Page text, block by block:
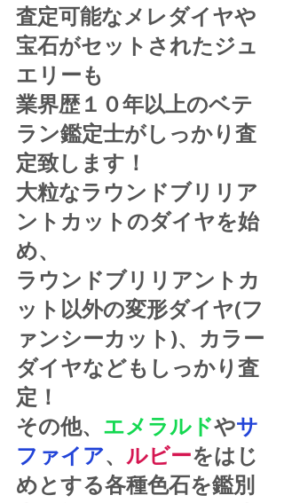
査定可能なメレダイヤや
宝石がセットされたジュ
エリーも
業界歴１０年以上のベテ
ラン鑑定士がしっかり査
定致します！
大粒なラウンドブリリア
ントカットのダイヤを始
め、
ラウンドブリリアントカ
ット以外の変形ダイヤ(フ
ァンシーカット)、カラー
ダイヤなどもしっかり査
定！
その他、 エメラルドやサ
ファイア、 ルビーをはじ
めとする各種色石を鑑別